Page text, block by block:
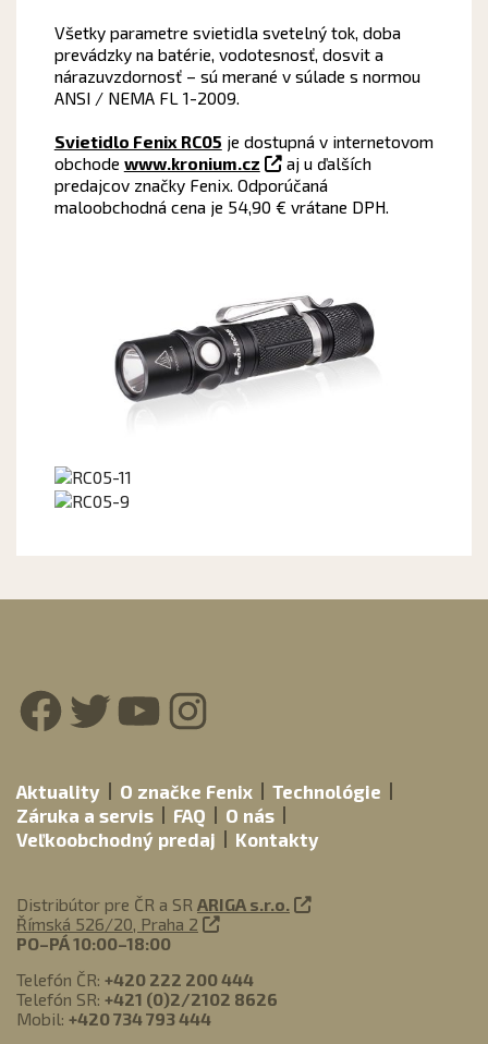
Všetky parametre svietidla svetelný tok, doba
prevádzky na batérie, vodotesnosť, dosvit a
nárazuvzdornosť – sú merané v súlade s normou
ANSI / NEMA FL 1-2009.
Svietidlo Fenix RC05 je dostupná v internetovom
obchode www.kronium.cz
aj u ďalších
predajcov značky Fenix. Odporúčaná
maloobchodná cena je 54,90 € vrátane DPH.
Facebook
Twitter
YouTube
Aktuality O značke Fenix
Technológie
Záruka a servis
FAQ
O nás
Veľkoobchodný predaj
Kontakty
Distribútor pre ČR a SR ARIGA s.r.o.
Římská 526/20, Praha 2
PO–PÁ 10:00–18:00
Telefón ČR: +420 222 200 444
Telefón SR: +421 (0)2/2102 8626
Mobil: +420 734 793 444